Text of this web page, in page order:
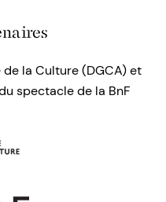
la Culture (DGCA) et
spectacle de la BnF